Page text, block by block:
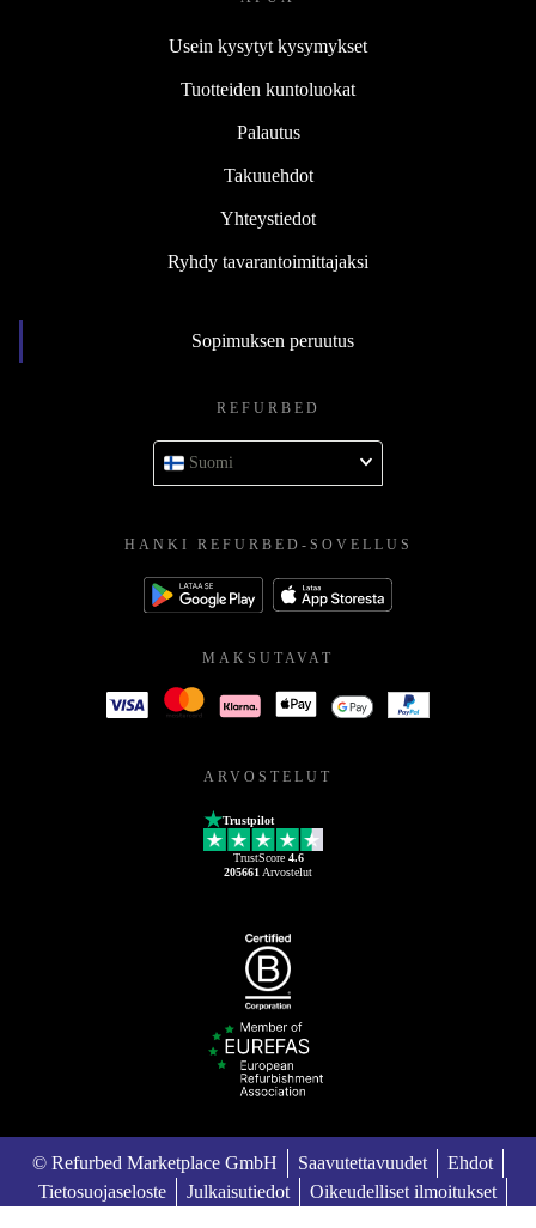
Usein kysytyt kysymykset
Tuotteiden kuntoluokat
Palautus
Takuuehdot
Yhteystiedot
Ryhdy tavarantoimittajaksi
Sopimuksen peruutus
REFURBED
Suomi
HANKI REFURBED-SOVELLUS
MAKSUTAVAT
ARVOSTELUT
Trustpilot
TrustScore 4.6
205661 Arvostelut
© Refurbed Marketplace GmbH Saavutettavuudet
Ehdot
Tietosuojaseloste
Julkaisutiedot
Oikeudelliset ilmoitukset